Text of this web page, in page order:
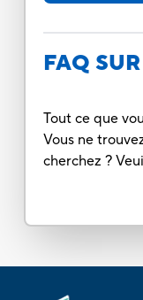
FAQ
Tout ce que
Vous ne
cherchez ?